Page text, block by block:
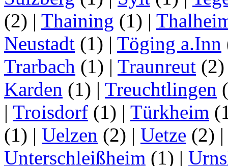
(2) | Thaining (1) |
Neustadt (1) | Töging a.Inn
Trarbach (1) | Traunreut
Karden (1) | Treuchtlingen
| Troisdorf (1) | Türkheim
(1) | Uelzen (2) | Uetze (2)
Unterschleißheim (1) |